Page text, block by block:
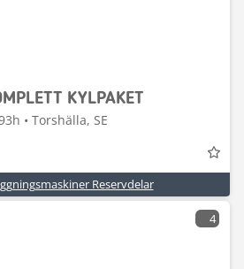
KYLPAKET
• Torshälla, SE
Reservdelar
4